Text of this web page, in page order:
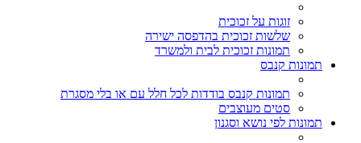
זוגות על זכוכית
שלשות זכוכית בהדפסה ישירה
תמונות זכוכית לבית ולמשרד
תמונות קנבס
תמונות קנבס בודדות לכל חלל עם או בלי מסגרת
סטים מעוצבים
תמונות לפי נושא וסגנון